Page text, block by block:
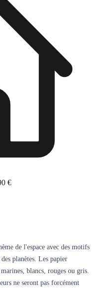
€
de l'espace avec des motifs
planètes. Les papier
blancs, rouges ou gris.
ne seront pas forcément